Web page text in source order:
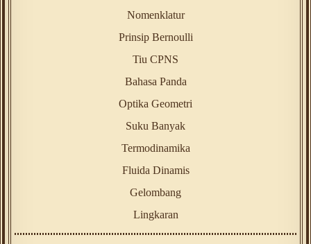
Nomenklatur
Prinsip Bernoulli
Tiu CPNS
Bahasa Panda
Optika Geometri
Suku Banyak
Termodinamika
Fluida Dinamis
Gelombang
Lingkaran